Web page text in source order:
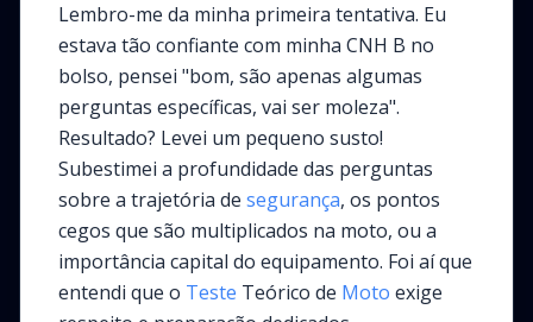
Lembro-me da minha primeira tentativa. Eu
estava tão confiante com minha CNH B no
bolso, pensei "bom, são apenas algumas
perguntas específicas, vai ser moleza".
Resultado? Levei um pequeno susto!
Subestimei a profundidade das perguntas
sobre a trajetória de segurança, os pontos
cegos que são multiplicados na moto, ou a
importância capital do equipamento. Foi aí que
entendi que o Teste Teórico de Moto exige